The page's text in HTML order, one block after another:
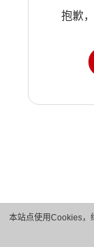
本站点使用Cookies，
抱歉